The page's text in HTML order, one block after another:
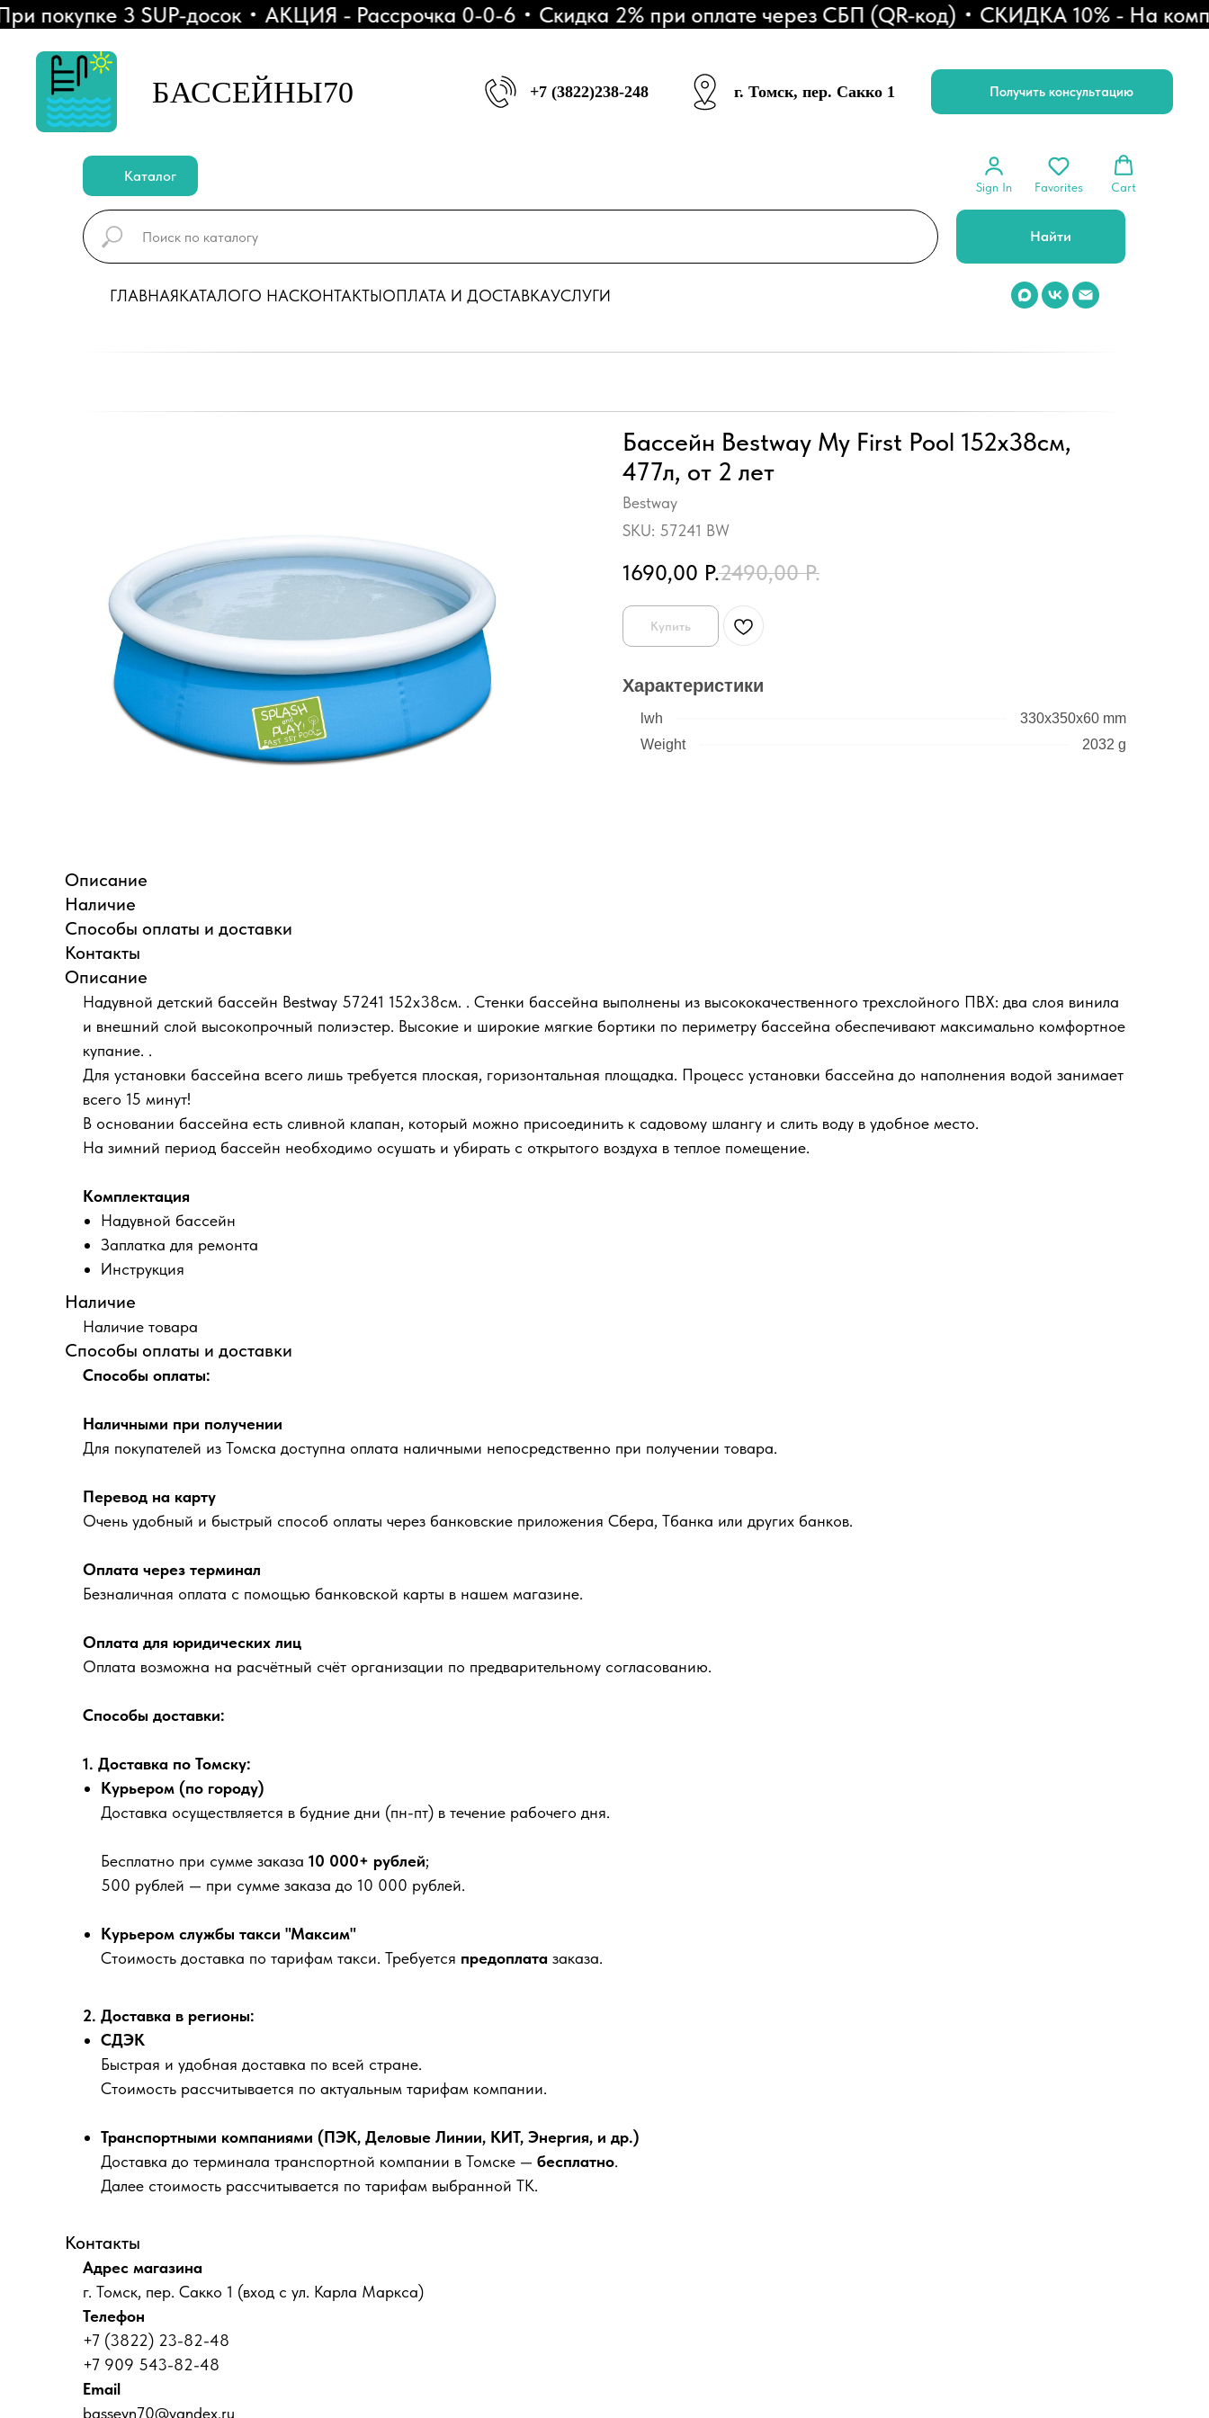
3 SUP-досок АКЦИЯ - Рассрочка 0-0-6 Скидка 2% при оплате через СБП (QR-код) СКИДКА 10% - На
БАССЕЙНЫ70 +7 (3822)238-248 г. Томск, пер. Сакко 1 Получить консультацию
Каталог
Sign In Favorites Cart
Найти
ГЛАВНАЯКАТАЛОГО НАСКОНТАКТЫОПЛАТА И ДОСТАВКАУСЛУГИ
Бассейн Bestway My First Pool 152х38см,
477л, от 2 лет
Bestway
SKU: 57241 BW
1690,00 Р.2490,00 Р.
Купить
Характеристики
lwh
330x350x60 mm
Weight
2032 g
Описание
Наличие
Способы оплаты и доставки
Контакты
Описание
Надувной детский бассейн Bestway 57241 152х38см. . Стенки бассейна выполнены из высококачественного трехслойного ПВХ: два слоя винила
и внешний слой высокопрочный полиэстер. Высокие и широкие мягкие бортики по периметру бассейна обеспечивают максимально комфортное
купание. .
Для установки бассейна всего лишь требуется плоская, горизонтальная площадка. Процесс установки бассейна до наполнения водой занимает
всего 15 минут!
В основании бассейна есть сливной клапан, который можно присоединить к садовому шлангу и слить воду в удобное место.
На зимний период бассейн необходимо осушать и убирать с открытого воздуха в теплое помещение.
Комплектация
Надувной бассейн
Заплатка для ремонта
Инструкция
Наличие
Наличие товара
Способы оплаты и доставки
Способы оплаты:
Наличными при получении
Для покупателей из Томска доступна оплата наличными непосредственно при получении товара.
Перевод на карту
Очень удобный и быстрый способ оплаты через банковские приложения Сбера, Тбанка или других банков.
Оплата через терминал
Безналичная оплата с помощью банковской карты в нашем магазине.
Оплата для юридических лиц
Оплата возможна на расчётный счёт организации по предварительному согласованию.
Способы доставки:
1. Доставка по Томску:
Курьером (по городу)
Доставка осуществляется в будние дни (пн-пт) в течение рабочего дня.
Бесплатно при сумме заказа 10 000+ рублей;
500 рублей — при сумме заказа до 10 000 рублей.
Курьером службы такси "Максим"
Стоимость доставка по тарифам такси. Требуется предоплата заказа.
2. Доставка в регионы:
СДЭК
Быстрая и удобная доставка по всей стране.
Стоимость рассчитывается по актуальным тарифам компании.
Транспортными компаниями (ПЭК, Деловые Линии, КИТ, Энергия, и др.)
Доставка до терминала транспортной компании в Томске — бесплатно.
Далее стоимость рассчитывается по тарифам выбранной ТК.
Контакты
Адрес магазина
г. Томск, пер. Сакко 1 (вход с ул. Карла Маркса)
Телефон
+7 (3822) 23-82-48
+7 909 543-82-48
Email
basseyn70@yandex.ru